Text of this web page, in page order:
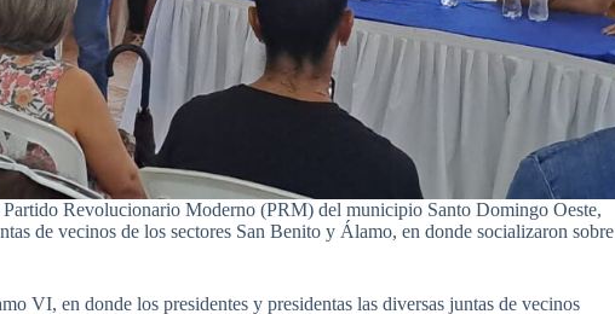
Revolucionario Moderno (PRM) del municipio Santo Domingo Oeste,
de vecinos de los sectores San Benito y Álamo, en donde socializaron sobre
VI, en donde los presidentes y presidentas las diversas juntas de vecinos